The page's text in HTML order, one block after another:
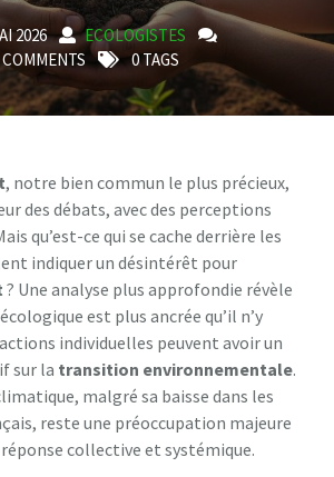
2026
ECOLOGISTES
0 TAGS
, notre bien commun le plus précieux,
des débats, avec des perceptions
qu’est-ce qui se cache derrière les
indiquer un désintérêt pour
? Une analyse plus approfondie révèle
est plus ancrée qu’il n’y
individuelles peuvent avoir un
sur la transition environnementale.
malgré sa baisse dans les
reste une préoccupation majeure
collective et systémique.